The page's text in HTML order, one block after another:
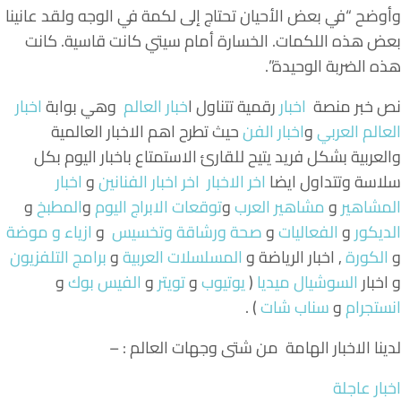
وأوضح “في بعض الأحيان تحتاج إلى لكمة في الوجه ولقد عانينا
بعض هذه اللكمات. الخسارة أمام سيتي كانت قاسية. كانت
هذه الضربة الوحيدة”.
نص خبر منصة اخباررقمية تتناولاخبار العالم وهي بوابةاخبار
العالم العربيواخبار الفنحيث تطرح اهم الاخبار العالمية
والعربية بشكل فريد يتيح للقارئ الاستمتاع باخبار اليوم بكل
سلاسة وتتداول ايضا اخر الاخبار اخر اخبار الفنانينواخبار
المشاهيرومشاهير العربوتوقعات الابراج اليوموالمطبخو
الديكوروالفعالياتوصحة ورشاقة وتخسيس وازياء و موضة
والكورة, اخبار الرياضة والمسلسلات العربيةوبرامج التلفزيون
و اخبارالسوشيال ميديا(يوتيوبوتويتروالفيس بوكو
انستجراموسناب شات) .
لدينا الاخبار الهامة من شتى وجهات العالم : –
اخبار عاجلة